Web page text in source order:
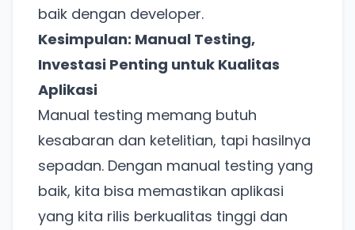
baik dengan developer.
Kesimpulan: Manual Testing,
Investasi Penting untuk Kualitas
Aplikasi
Manual testing memang butuh
kesabaran dan ketelitian, tapi hasilnya
sepadan. Dengan manual testing yang
baik, kita bisa memastikan aplikasi
yang kita rilis berkualitas tinggi dan
Punya website SMM baru nih! Coba BulkFame
untuk pengalaman lebih baik.
Tanpa daftar ulang, gratis dicoba. Kamu tetap bisa
pakai Zona Sosmed kapan saja.
Coba BulkFame
Lain kali saja